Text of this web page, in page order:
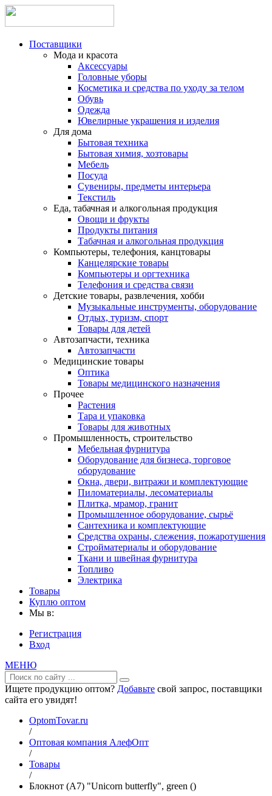
Поставщики
Мода и красота
Аксессуары
Головные уборы
Косметика и средства по уходу за телом
Обувь
Одежда
Ювелирные украшения и изделия
Для дома
Бытовая техника
Бытовая химия, хозтовары
Мебель
Посуда
Сувениры, предметы интерьера
Текстиль
Еда, табачная и алкогольная продукция
Овощи и фрукты
Продукты питания
Табачная и алкогольная продукция
Компьютеры, телефония, канцтовары
Канцелярские товары
Компьютеры и оргтехника
Телефония и средства связи
Детские товары, развлечения, хобби
Музыкальные инструменты, оборудование
Отдых, туризм, спорт
Товары для детей
Автозапчасти, техника
Автозапчасти
Медицинские товары
Оптика
Товары медицинского назначения
Прочее
Растения
Тара и упаковка
Товары для животных
Промышленность, строительство
Мебельная фурнитура
Оборудование для бизнеса, торговое
оборудование
Окна, двери, витражи и комплектующие
Пиломатериалы, лесоматериалы
Плитка, мрамор, гранит
Промышленное оборудование, сырьё
Сантехника и комплектующие
Средства охраны, слежения, пожаротушения
Стройматериалы и оборудование
Ткани и швейная фурнитура
Топливо
Электрика
Товары
Куплю оптом
Мы в:
Регистрация
Вход
МЕНЮ
Ищете продукцию оптом? Добавьте свой запрос, поставщики
сайта его увидят!
OptomTovar.ru
/
Оптовая компания АлефОпт
/
Товары
/
Блокнот (А7) "Unicorn butterfly", green ()